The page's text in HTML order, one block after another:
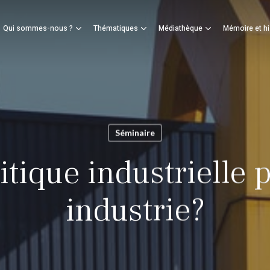
Qui sommes-nous ? Thématiques Médiathèque Mémoire et
Panier
Séminaire
industrielle
industrie?